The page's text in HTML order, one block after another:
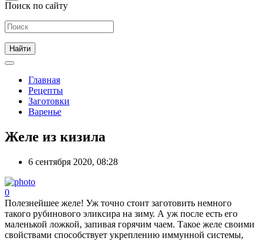
Поиск по сайту
Главная
Рецепты
Заготовки
Варенье
Желе из кизила
6 сентября 2020, 08:28
0
Полезнейшее желе! Уж точно стоит заготовить немного
такого рубинового эликсира на зиму. А уж после есть его
маленькой ложкой, запивая горячим чаем. Такое желе своими
свойствами способствует укреплению иммунной системы,